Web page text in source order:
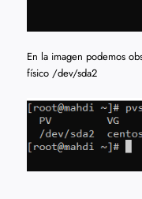
En la imagen podemos
físico /dev/sda2